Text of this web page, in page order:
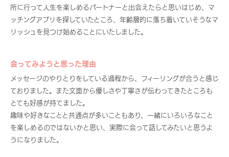
所に行って人生を楽しめるパートナーと出会えたらと思いはじめ、マ
ッチングアプリを探していたところ、年齢層的に落ち着いていそうなマ
リッシュを見つけ始めることにいたしました。
会ってみようと思った理由
メッセージのやりとりをしている過程から、フィーリングが合うと感じ
ておりました。また文面から優しさや丁寧さが伝わってきたところも
とても好感が持てました。
趣味や好きなことと共通点が多いこともあり、一緒にいろいろなこと
を楽しめるのではないかと思い、実際に会って話してみたいと思うよ
うになりました。